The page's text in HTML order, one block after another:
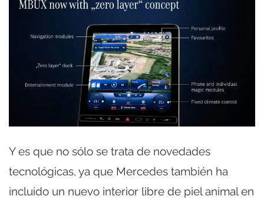
Y es que no sólo se trata de novedades
tecnológicas, ya que Mercedes también ha
incluido un nuevo interior libre de piel animal en